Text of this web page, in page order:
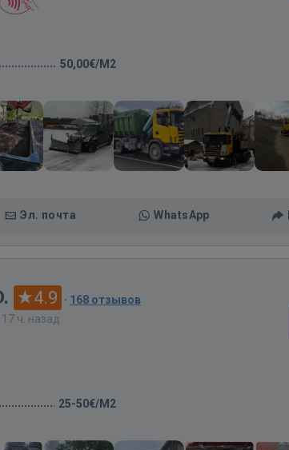
50,00€/M2
Эл. почта WhatsApp
4.9 · 168 отзывов
ч. назад
25-50€/M2